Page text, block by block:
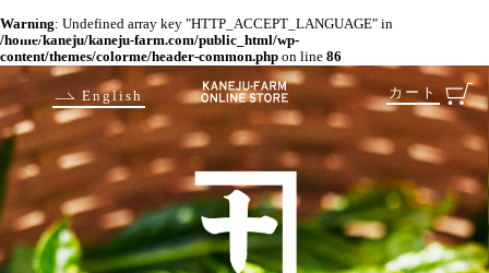
Warning: Undefined array key "HTTP_ACCEPT_LANGUAGE" in
/home/kaneju/kaneju-farm.com/public_html/wp-
content/themes/colorme/header-common.php on line 86
カート
English